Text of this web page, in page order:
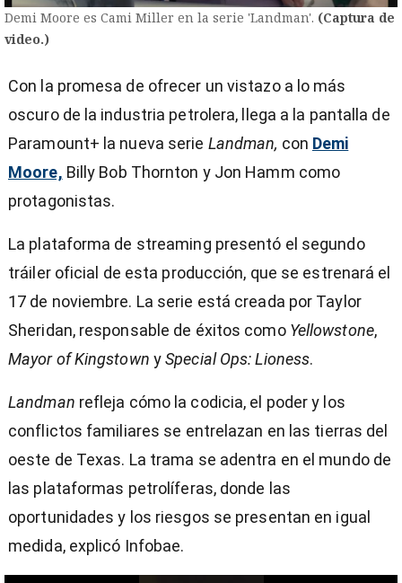
Demi Moore es Cami Miller en la serie 'Landman'. (Captura de
video.)
Con la promesa de ofrecer un vistazo a lo más
oscuro de la industria petrolera, llega a la pantalla de
Paramount+ la nueva serie Landman, con Demi
Moore, Billy Bob Thornton y Jon Hamm como
protagonistas.
La plataforma de streaming presentó el segundo
tráiler oficial de esta producción, que se estrenará el
17 de noviembre. La serie está creada por Taylor
Sheridan, responsable de éxitos como Yellowstone,
Mayor of Kingstown ySpecial Ops: Lioness.
Landman refleja cómo la codicia, el poder y los
conflictos familiares se entrelazan en las tierras del
oeste de Texas. La trama se adentra en el mundo de
las plataformas petrolíferas, donde las
oportunidades y los riesgos se presentan en igual
medida, explicó Infobae.